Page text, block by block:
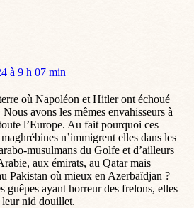
à 9 h 07 min
où Napoléon et Hitler ont échoué
avons les mêmes envahisseurs à
l’Europe. Au fait pourquoi ces
n’immigrent elles dans les
musulmans du Golfe et d’ailleurs
aux émirats, au Qatar mais
Pakistan où mieux en Azerbaïdjan ?
guêpes ayant horreur des frelons, elles
leur nid douillet.